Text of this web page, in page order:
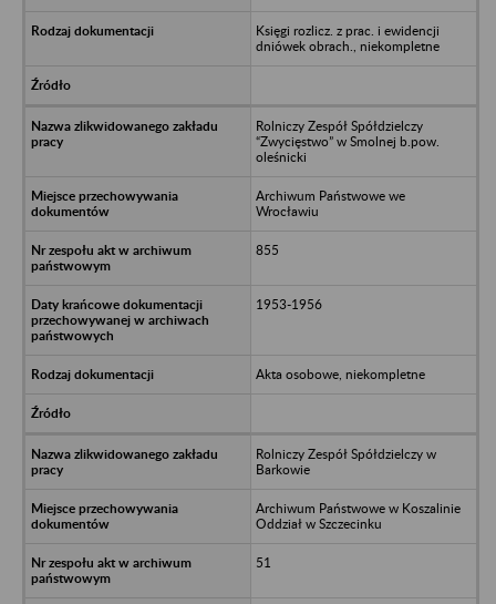
Księgi rozlicz. z prac. i ewidencji
dniówek obrach., niekompletne
Rolniczy Zespół Spółdzielczy
“Zwycięstwo” w Smolnej b.pow.
oleśnicki
Archiwum Państwowe we
Wrocławiu
855
1953-1956
Akta osobowe, niekompletne
Rolniczy Zespół Spółdzielczy w
Barkowie
Archiwum Państwowe w Koszalinie
Oddział w Szczecinku
51